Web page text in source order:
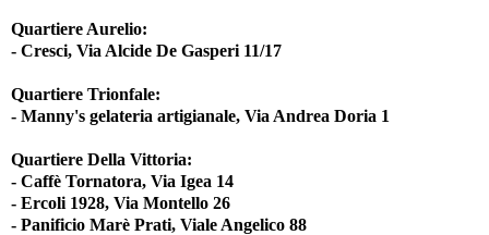
Quartiere Aurelio:
- Cresci, Via Alcide De Gasperi 11/17
Quartiere Trionfale:
- Manny's gelateria artigianale, Via Andrea Doria 1
Quartiere Della Vittoria:
- Caffè Tornatora, Via Igea 14
- Ercoli 1928, Via Montello 26
- Panificio Marè Prati, Viale Angelico 88